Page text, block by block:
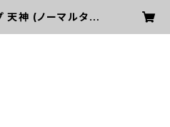
天神 (ノーマルタイ